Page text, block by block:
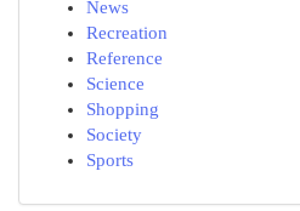
News
Recreation
Reference
Science
Shopping
Society
Sports